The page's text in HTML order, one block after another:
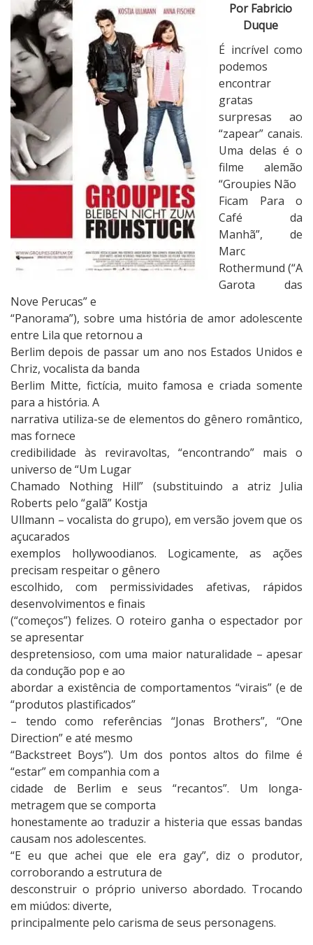
r
í
t
i
c
a
:
G
r
o
u
e
o
i
c
a
m
P
a
r
a
o
C
a
f
é
d
a
M
a
n
h
ã
Por Fabricio
Duque
É incrível como
podemos
encontrar
gratas
surpresas ao
“zapear” canais.
Uma delas é o
filme alemão
“Groupies Não
Ficam Para o
Café da
Manhã”, de
Marc
Rothermund (“A
Garota das
Nove Perucas” e
“Panorama”), sobre uma história de amor adolescente
entre Lila que retornou a
Berlim depois de passar um ano nos Estados Unidos e
Chriz, vocalista da banda
Berlim Mitte, fictícia, muito famosa e criada somente
para a história. A
narrativa utiliza-se de elementos do gênero romântico,
mas fornece
credibilidade às reviravoltas, “encontrando” mais o
universo de “Um Lugar
Chamado Nothing Hill” (substituindo a atriz Julia
Roberts pelo “galã” Kostja
Ullmann – vocalista do grupo), em versão jovem que os
açucarados
exemplos hollywoodianos. Logicamente, as ações
precisam respeitar o gênero
escolhido, com permissividades afetivas, rápidos
desenvolvimentos e finais
(“começos”) felizes. O roteiro ganha o espectador por
se apresentar
despretensioso, com uma maior naturalidade – apesar
da condução pop e ao
abordar a existência de comportamentos “virais” (e de
“produtos plastificados”
– tendo como referências “Jonas Brothers”, “One
Direction” e até mesmo
“Backstreet Boys”). Um dos pontos altos do filme é
“estar” em companhia com a
cidade de Berlim e seus “recantos”. Um longa-
metragem que se comporta
honestamente ao traduzir a histeria que essas bandas
causam nos adolescentes.
“E eu que achei que ele era gay”, diz o produtor,
corroborando a estrutura de
desconstruir o próprio universo abordado. Trocando
em miúdos: diverte,
principalmente pelo carisma de seus personagens.